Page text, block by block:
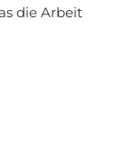
die Arbeit